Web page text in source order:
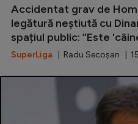
Accidentat grav de
legătură neștiută cu
spațiul public: ”Este
SuperLiga | Radu Secoșan |